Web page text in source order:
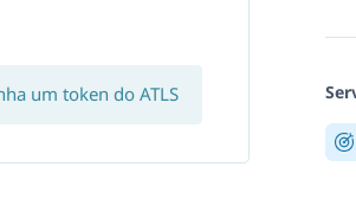
um token do ATLS